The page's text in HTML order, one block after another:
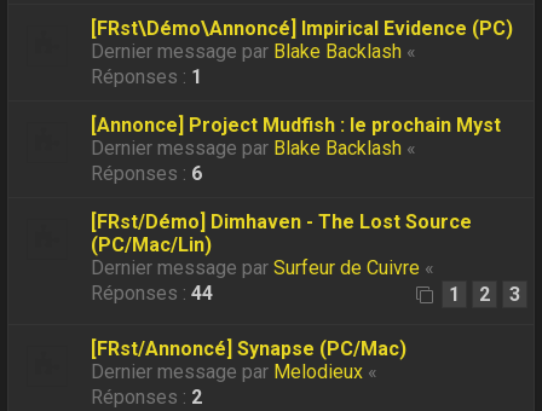
[FRst\Démo\Annoncé] Impirical Evidence (PC)
Dernier message par Blake Backlash «
Réponses : 1
[Annonce] Project Mudfish : le prochain Myst
Dernier message par Blake Backlash «
Réponses : 6
[FRst/Démo] Dimhaven - The Lost Source
(PC/Mac/Lin)
Dernier message parSurfeur de Cuivre «
Réponses :44 1 2 3
[FRst/Annoncé] Synapse (PC/Mac)
Dernier message par Melodieux «
Réponses : 2